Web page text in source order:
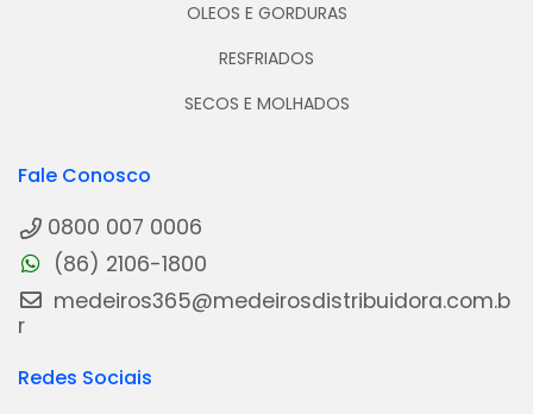
OLEOS E GORDURAS
RESFRIADOS
SECOS E MOLHADOS
Fale Conosco
0800 007 0006
(86) 2106-1800
medeiros365@medeirosdistribuidora.com.b
r
Redes Sociais